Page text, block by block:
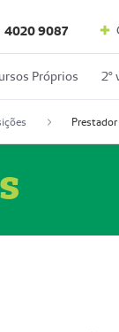
4020 9087
Próprios 2º